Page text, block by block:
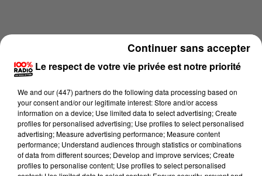
Le respect de votre vie privée est notre priorité
We and our (447) partnersdo the following data processing based on
your consent and/or our legitimate interest: Store and/or access
information on a device; Use limited data to select advertising; Create
profiles for personalised advertising; Use profiles to select personalised
advertising; Measure advertising performance; Measure content
performance; Understand audiences through statistics or combinations
of data from different sources; Develop and improve services; Create
profiles to personalise content; Use profiles to select personalised
Continuer sans accepter